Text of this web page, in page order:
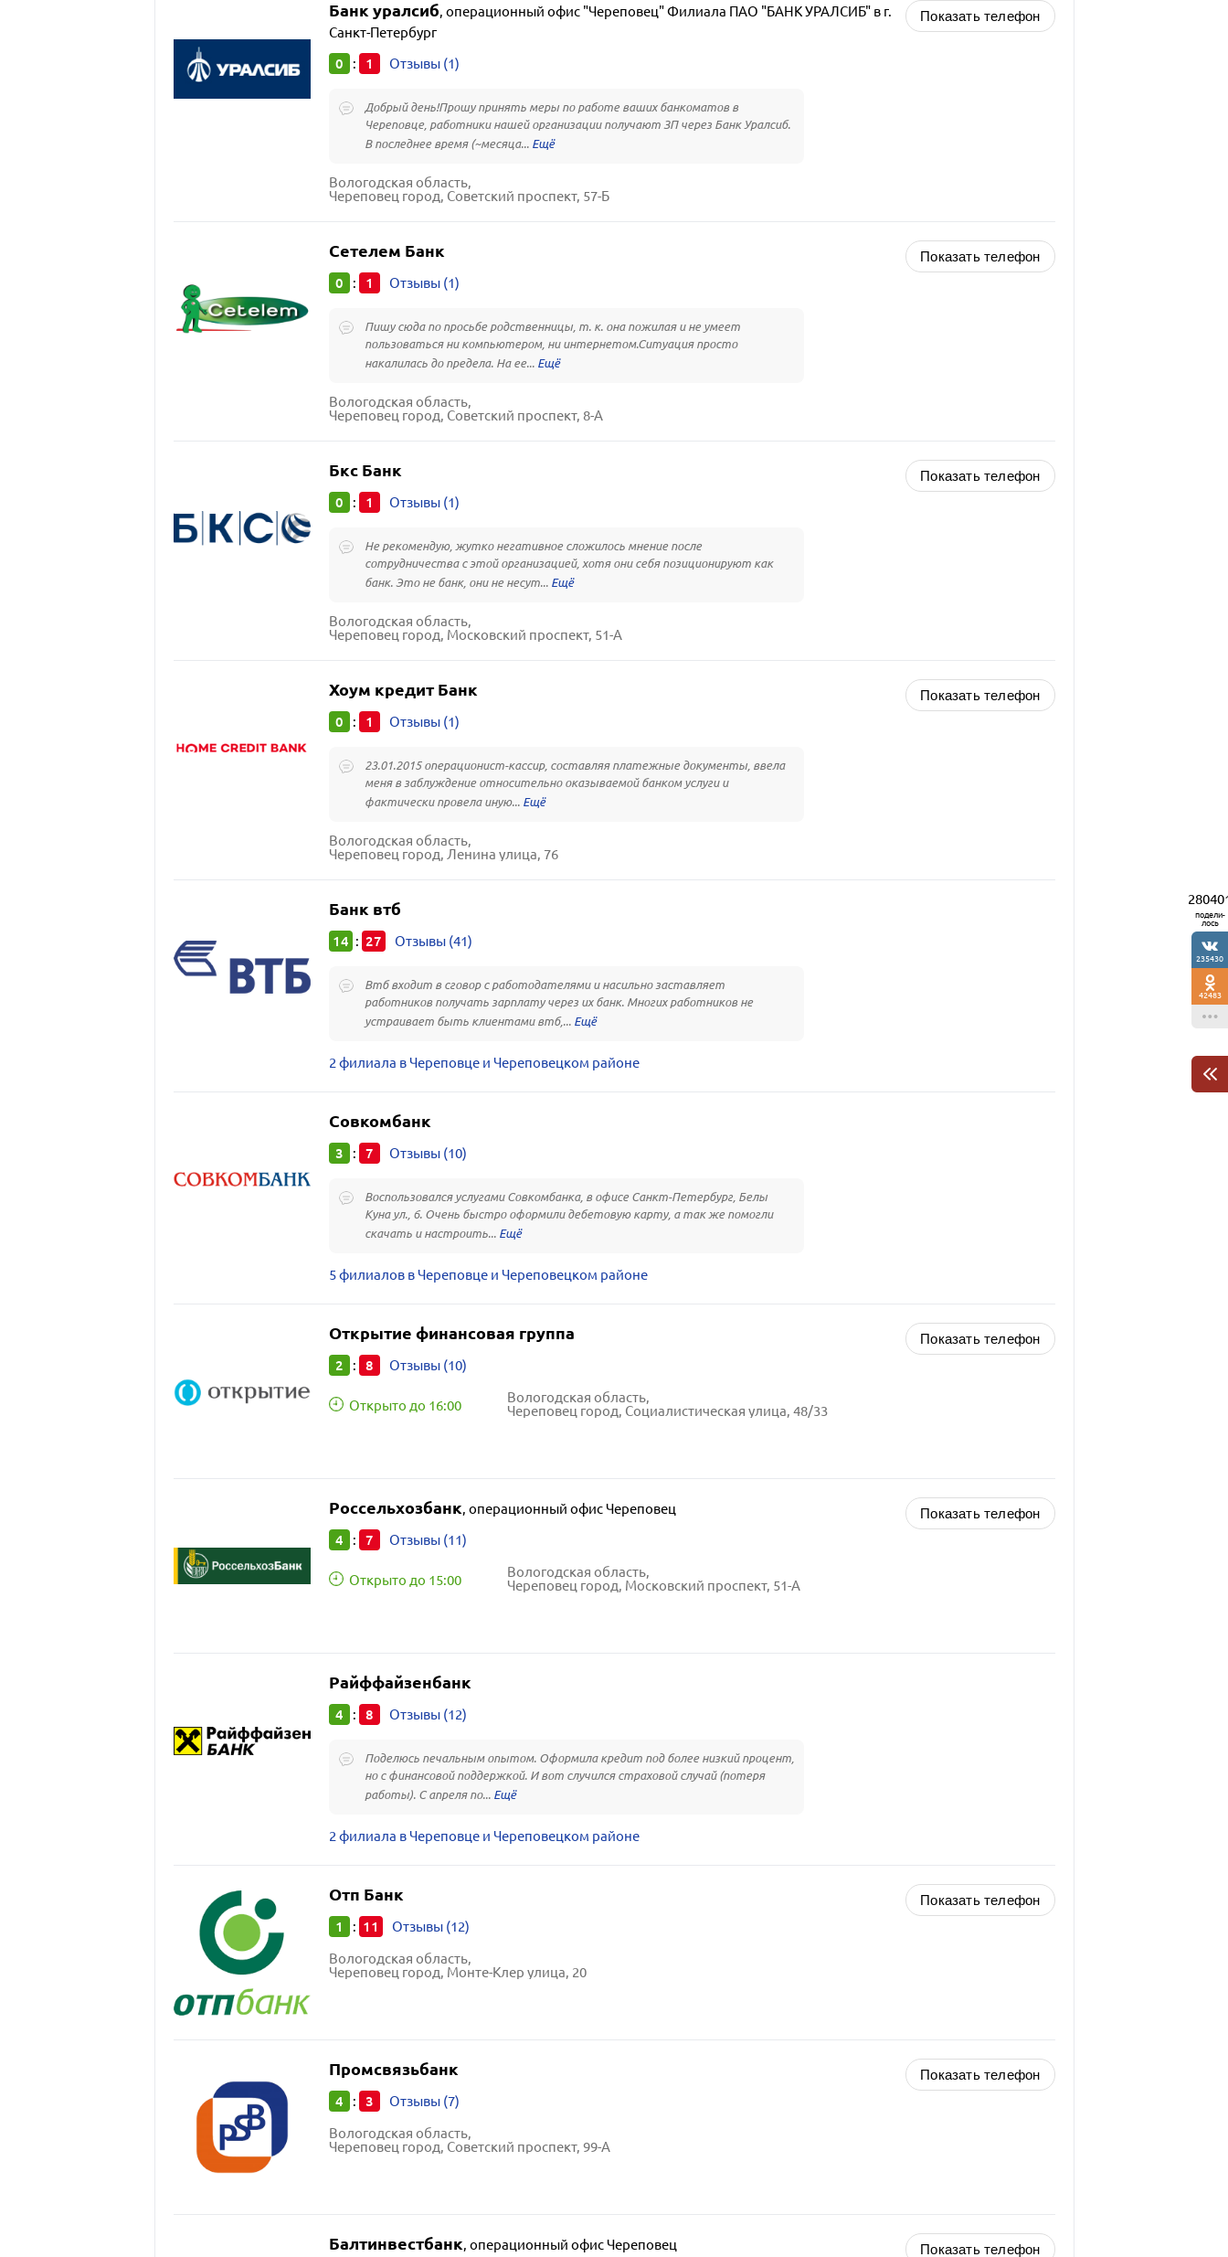
Банк уралсиб, операционный офис "Череповец" Филиала ПАО "БАНК УРАЛСИБ" в г.
Санкт-Петербург
0 : 1 Отзывы (1)
Добрый день!Прошу принять меры по работе ваших банкоматов в
Череповце, работники нашей организации получают ЗП через Банк Уралсиб.
В последнее время (~месяца...
Вологодская область,
Череповец город, Советский проспект, 57-Б
Показать телефон
Сетелем Банк
0 : 1 Отзывы (1)
Пишу сюда по просьбе родственницы, т. к. она пожилая и не умеет
пользоваться ни компьютером, ни интернетом.Ситуация просто
накалилась до предела. На ее...
Вологодская область,
Череповец город, Советский проспект, 8-А
Показать телефон
Бкс Банк
0 : 1 Отзывы (1)
Не рекомендую, жутко негативное сложилось мнение после
сотрудничества с этой организацией, хотя они себя позиционируют как
банк. Это не банк, они не несут...
Вологодская область,
Череповец город, Московский проспект, 51-А
Показать телефон
Хоум кредит Банк
0 : 1 Отзывы (1)
23.01.2015 операционист-кассир, составляя платежные документы, ввела
меня в заблуждение относительно оказываемой банком услуги и
фактически провела иную...
Вологодская область,
Череповец город, Ленина улица, 76
Показать телефон
Банк втб
14 : 27 Отзывы (41)
Втб входит в сговор с работодателями и насильно заставляет
работников получать зарплату через их банк. Многих работников не
устраивает быть клиентами втб,...
2 филиала в Череповце и Череповецком районе
Совкомбанк
3 : 7 Отзывы (10)
Воспользовался услугами Совкомбанка, в офисе Санкт-Петербург, Белы
Куна ул., 6. Очень быстро оформили дебетовую карту, а так же помогли
скачать и настроить...
5 филиалов в Череповце и Череповецком районе
Открытие финансовая группа
2 : 8 Отзывы (10)
Открыто до 16:00
Вологодская область,
Череповец город, Социалистическая улица, 48/33
Показать телефон
Россельхозбанк, операционный офис Череповец
4 : 7 Отзывы (11)
Открыто до 15:00
Вологодская область,
Череповец город, Московский проспект, 51-А
Показать телефон
Райффайзенбанк
4 : 8 Отзывы (12)
Поделюсь печальным опытом. Оформила кредит под более низкий процент,
но с финансовой поддержкой. И вот случился страховой случай (потеря
работы). С апреля по...
2 филиала в Череповце и Череповецком районе
Отп Банк
1 : 11 Отзывы (12)
Вологодская область,
Череповец город, Монте-Клер улица, 20
Показать телефон
Промсвязьбанк
4 : 3 Отзывы (7)
Вологодская область,
Череповец город, Советский проспект, 99-А
Показать телефон
Балтинвестбанк, операционный офис Череповец Показать телефон
подели-
лось
235430
42483